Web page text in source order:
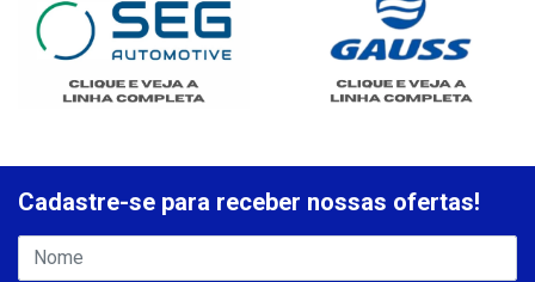
Cadastre-se para receber nossas ofertas!